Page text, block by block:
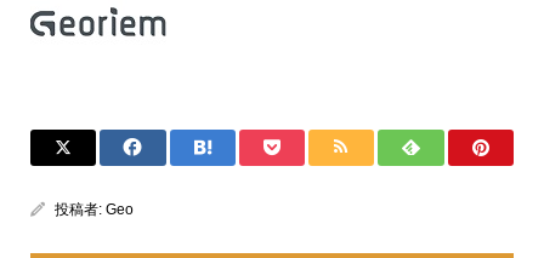
投稿者: Geo